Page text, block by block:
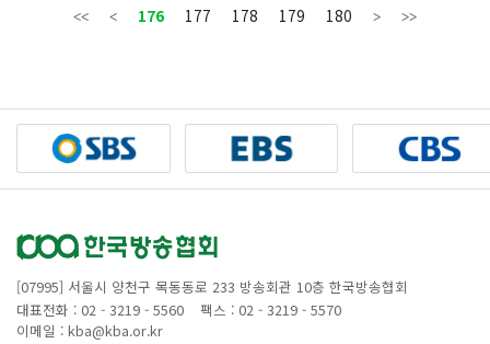
176 177 178 179 180
[07995] 서울시 양천구 목동동로 233 방송회관 10층 한국방송협회
대표전화 : 02 - 3219 - 5560
팩스 : 02 - 3219 - 5570
이메일 : kba@kba.or.kr